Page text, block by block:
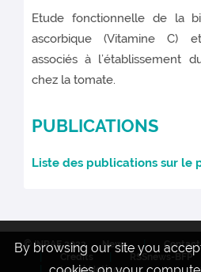
Etude fonctionnelle de la
ascorbique (Vitamine C)
associés à l’établissement
chez la tomate.
PUBLICATIONS
Liste des publications sur le
By browsing our site you
© INRAE 2022 News
Contact
Credits
RSSnews-BFP
Legal Notices